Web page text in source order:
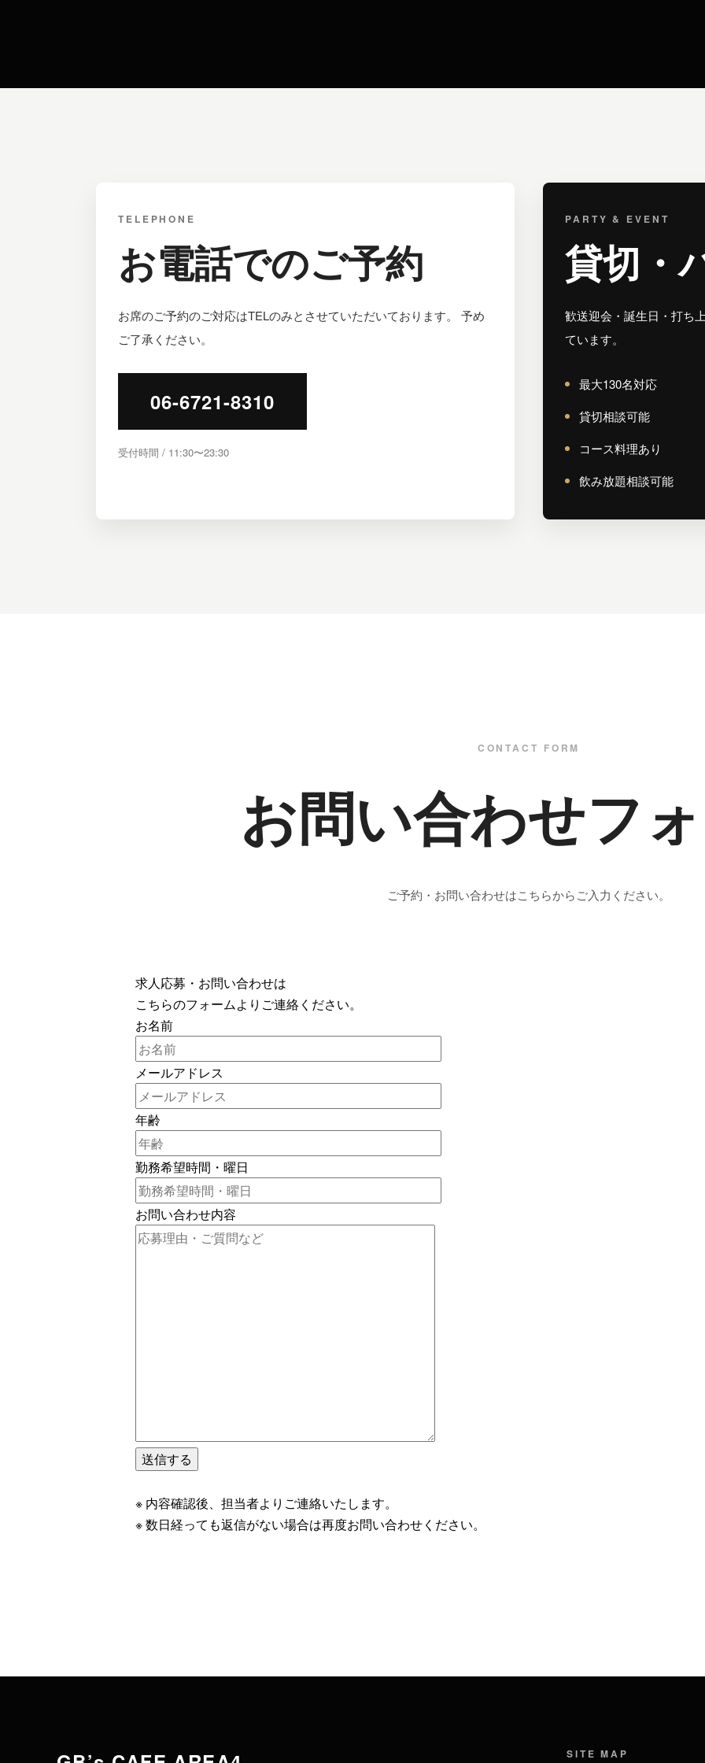
TELEPHONE
お電話でのご予約
お席のご予約のご対応はTELのみとさせていただいております。 予め
ご了承ください。
06-6721-8310
受付時間 / 11:30〜23:30
PARTY & EVENT
貸切・
歓送迎会・誕生日・打ち
ています。
最大130名対応
貸切相談可能
コース料理あり
飲み放題相談可能
CONTACT FORM
お問い合わせフ
ご予約・お問い合わせはこちらからご入力ください。
求人応募・お問い合わせは
こちらのフォームよりご連絡ください。
お名前
メールアドレス
年齢
勤務希望時間・曜日
お問い合わせ内容
※ 内容確認後、担当者よりご連絡いたします。
※ 数日経っても返信がない場合は再度お問い合わせください。
SITE MAP